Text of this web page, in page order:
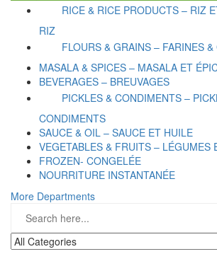
RICE & RICE PRODUCTS – RIZ
RIZ
FLOURS & GRAINS – FARINES &
MASALA & SPICES – MASALA ET
BEVERAGES – BREUVAGES
PICKLES & CONDIMENTS –
CONDIMENTS
SAUCE & OIL – SAUCE ET HUILE
VEGETABLES & FRUITS – LÉGUMES
FROZEN- CONGELÉE
NOURRITURE INSTANTANÉE
More Departments